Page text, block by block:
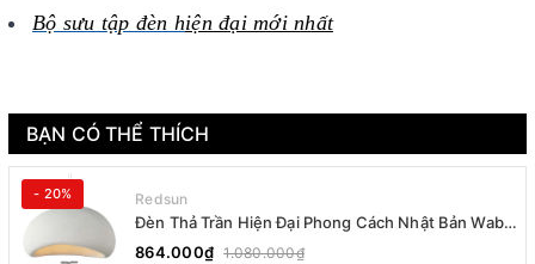
Bộ sưu tập đèn hiện đại mới nhất
BẠN CÓ THỂ THÍCH
- 20% Redsun
Đèn Thả Trần Hiện Đại Phong Cách Nhật Bản Wabi-
sabi CDT-T036 Dáng B
864.000₫ 1.080.000₫